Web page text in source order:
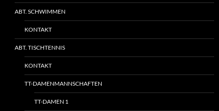
ABT. SCHWIMMEN
KONTAKT
ABT. TISCHTENNIS
KONTAKT
TT-DAMENMANNSCHAFTEN
TT-DAMEN 1